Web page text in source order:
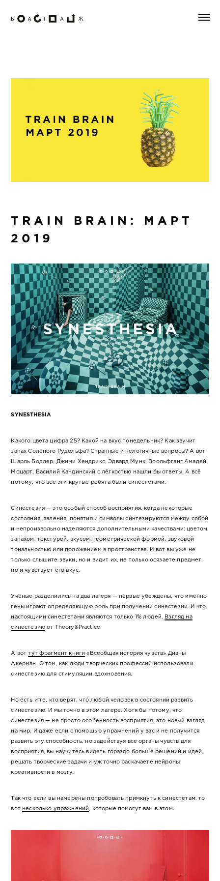
TRAIN BRAIN: МАРТ
2019
SYNESTHESIA
Какого цвета цифра 25? Какой на вкус понедельник? Как звучит
запах Солёного Рудольфа? Странные и нелогичные вопросы? А вот
Шарль Бодлер, Джими Хендрикс, Эдвард Мунк, Воольфганг Амадей
Моцарт, Василий Кандинский с лёгкостью нашли бы ответы. А всё
потому, что все эти крутые ребята были синестетами.
Синестезия — это особый способ восприятия, когда некоторые
состояния, явления, понятия и символы синтезируются между собой
и непроизвольно наделяются дополнительными качествами: цветом,
запахом, текстурой, вкусом, геометрической формой, звуковой
тональностью или положением в пространстве. И вот вы уже не
только слышите звуки, но и видит их, не только осязаете предмет,
но и чувствует его вкус.
Учёные разделились на два лагеря — первые убеждены, что именно
гены играют определяющую роль при получении синестезии. И что
настоящими синестетами являются только 1% людей. Взгляд на
синестезию от Theory&Practice.
А воттут фрагмент книги «Всеобщая история чувств» Дианы
Акерман. О том, как люди творческих профессий использовали
синестезию для стимуляции вдохновения.
Но есть и те, кто верят, что любой человек в состоянии развить
синестезию. И мы точно в этом лагере. Хотя бы потому, что
синестезия — не просто особенность восприятия, это новый взгляд
на мир. И даже если с помощью упражнений у вас и не получится
развить эту способность, но задействуя все органы чувств для
восприятия, вы научитесь видеть гораздо больше решений и идей,
решать творческие задачи и уж точно раскачаете нейроны
креативности в мозгу.
Так что если вы намерены попробовать примкнуть к синестетам, то
вот несколько упражнений, которые помогут вам в этом.